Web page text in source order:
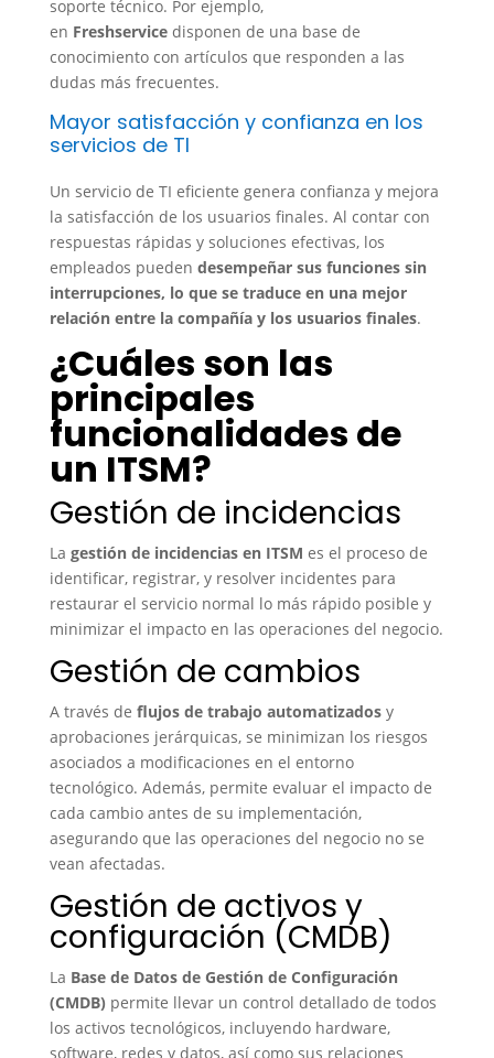
soporte técnico. Por ejemplo,
en Freshservicedisponen de una base de
conocimiento con artículos que responden a las
dudas más frecuentes.
Mayor satisfacción y confianza en los
servicios de TI
Un servicio de TI eficiente genera confianza y mejora
la satisfacción de los usuarios finales. Al contar con
respuestas rápidas y soluciones efectivas, los
empleados pueden desempeñar sus funciones sin
interrupciones, lo que se traduce en una mejor
relación entre la compañía y los usuarios finales.
¿Cuáles son las
principales
funcionalidades de
un ITSM?
Gestión de incidencias
La gestión de incidencias en ITSM es el proceso de
identificar, registrar, y resolver incidentes para
restaurar el servicio normal lo más rápido posible y
minimizar el impacto en las operaciones del negocio.
Gestión de cambios
A través de flujos de trabajo automatizadosy
aprobaciones jerárquicas, se minimizan los riesgos
asociados a modificaciones en el entorno
tecnológico. Además, permite evaluar el impacto de
cada cambio antes de su implementación,
asegurando que las operaciones del negocio no se
vean afectadas.
Gestión de activos y
configuración (CMDB)
La Base de Datos de Gestión de Configuración
(CMDB) permite llevar un control detallado de todos
los activos tecnológicos, incluyendo hardware,
software, redes y datos, así como sus relaciones